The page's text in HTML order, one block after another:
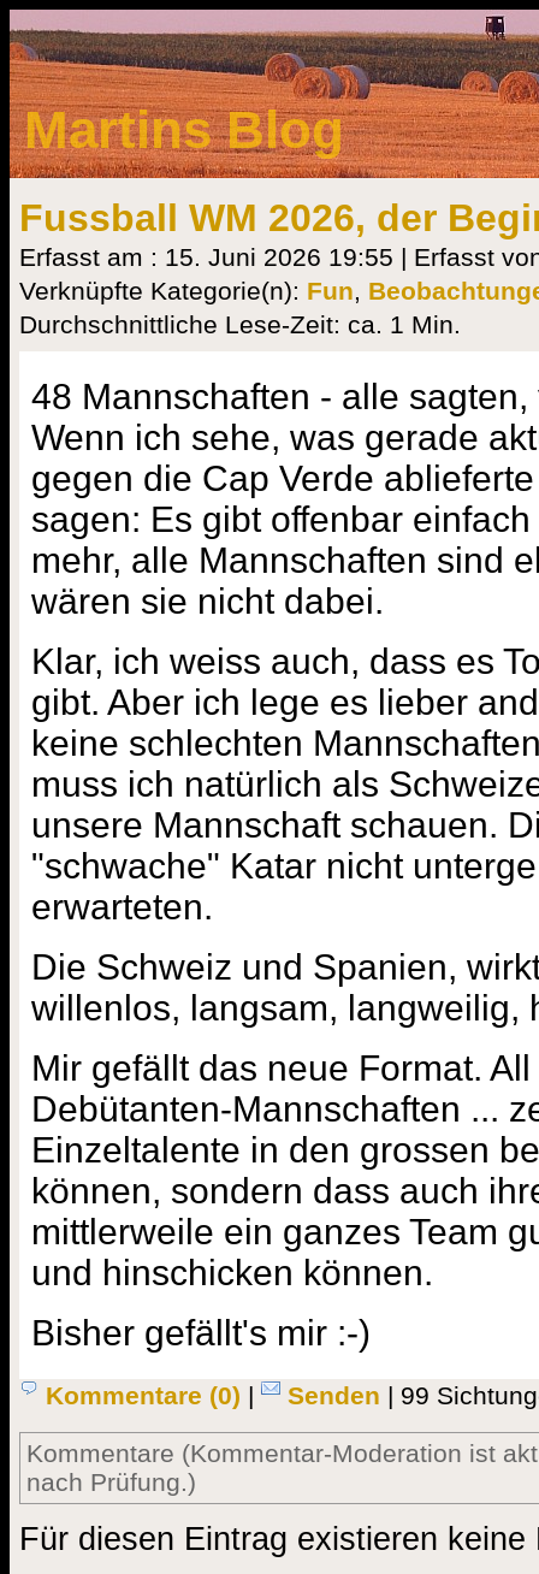
Martins Blog
Fussball WM 2026, der
Erfasst am : 15. Juni 2026 19:55 | Erfasst
Verknüpfte Kategorie(n): Fun,
Durchschnittliche Lese-Zeit: ca. 1 Min.
48 Mannschaften - alle
Wenn ich sehe, was gerade
gegen die Cap Verde
sagen: Es gibt offenbar
mehr, alle Mannschaften sind
wären sie nicht dabei.
Klar, ich weiss auch, dass es
gibt. Aber ich lege es lieber
keine schlechten
muss ich natürlich als
unsere Mannschaft schauen.
"schwache" Katar nicht
erwarteten.
Die Schweiz und Spanien,
willenlos, langsam, langweilig,
Mir gefällt das neue Format.
Debütanten-Mannschaften ...
Einzeltalente in den grossen
können, sondern dass auch
mittlerweile ein ganzes Team
und hinschicken können.
Bisher gefällt's mir :-)
Kommentare (0) | Senden | 99
Kommentare (Kommentar-Moderation ist
nach Prüfung.)
Für diesen Eintrag existieren keine